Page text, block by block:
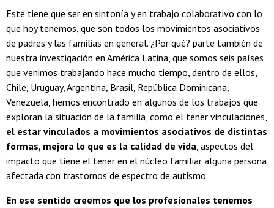
Este tiene que ser en sintonía y en trabajo colaborativo con lo
que hoy tenemos, que son todos los movimientos asociativos
de padres y las familias en general. ¿Por qué? parte también de
nuestra investigación en América Latina, que somos seis países
que venimos trabajando hace mucho tiempo, dentro de ellos,
Chile, Uruguay, Argentina, Brasil, República Dominicana,
Venezuela, hemos encontrado en algunos de los trabajos que
exploran la situación de la familia, como el tener vinculaciones,
el estar vinculados a movimientos asociativos de distintas
formas, mejora lo que es la calidad de vida, aspectos del
impacto que tiene el tener en el núcleo familiar alguna persona
afectada con trastornos de espectro de autismo.
En ese sentido creemos que los profesionales tenemos